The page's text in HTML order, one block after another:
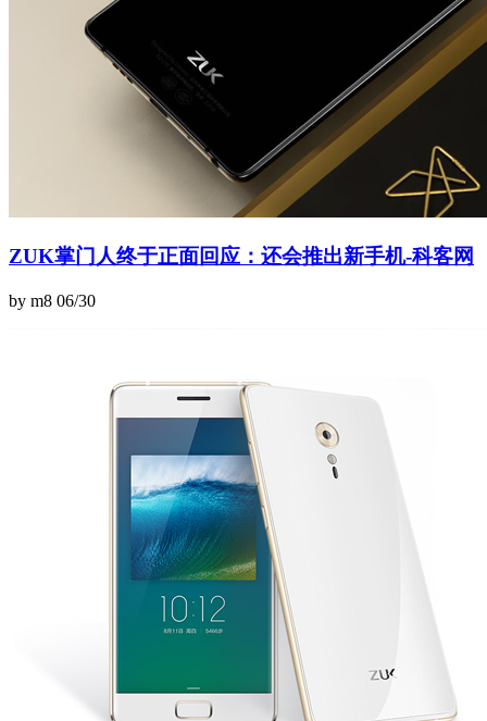
ZUK掌门人终于正面回应：还会推出新手机-科客网
by m8 06/30